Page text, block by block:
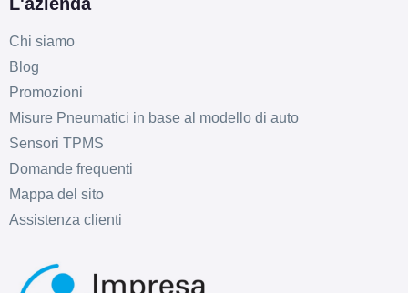
C
Chi siamo
Blog
Promozioni
Misure Pneumatici in base al modello di auto
Sensori TPMS
Domande frequenti
Mappa del sito
Assistenza clienti